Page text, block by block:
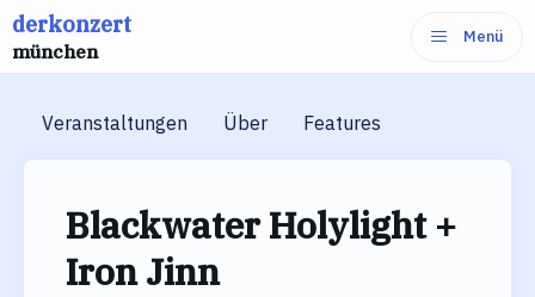
Zum
Inhalt
derkonzert
münchen
Menü
Veranstaltungen Über Features
Blackwater Holylight +
Iron Jinn